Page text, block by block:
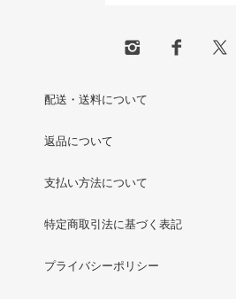
配送・送料について
返品について
支払い方法について
特定商取引法に基づく表記
プライバシーポリシー